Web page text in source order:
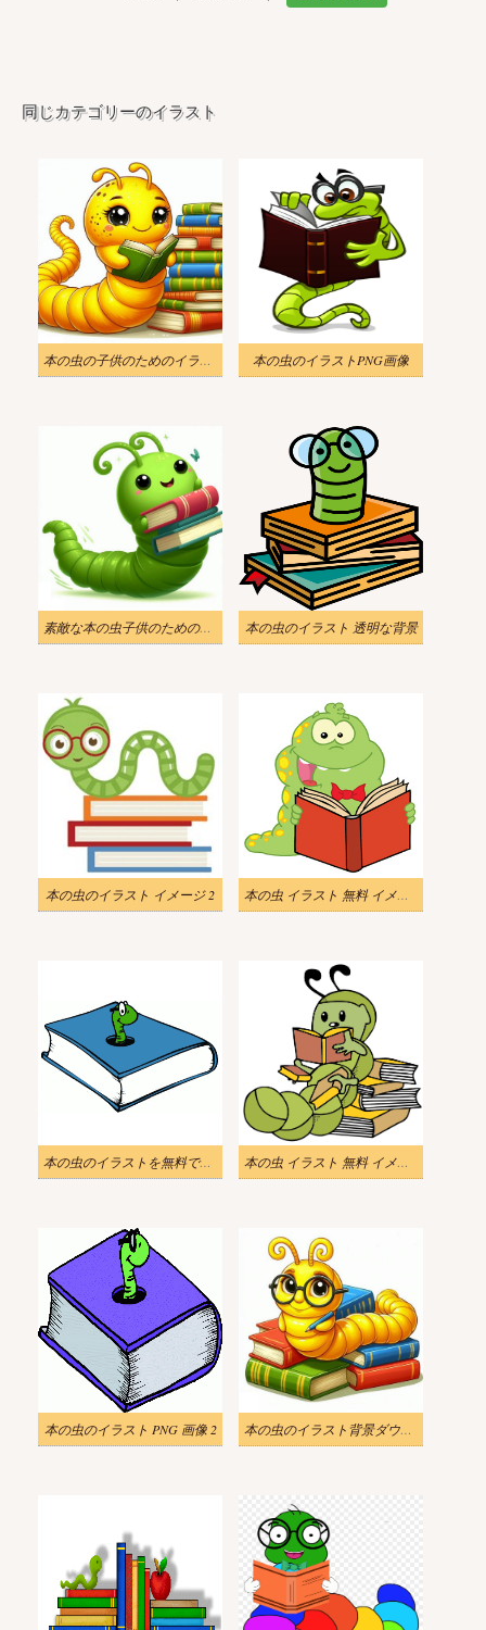
同じカテゴリーのイラスト
本の虫の子供のためのイラスト 本の虫のイラストPNG画像
素敵な本の虫子供のためのイラスト 本の虫のイラスト 透明な背景
本の虫のイラスト イメージ 2 本の虫 イラスト 無料 イメージ
本の虫のイラストを無料でダウンロード 本の虫 イラスト 無料 イメージ 2
本の虫のイラスト PNG 画像 2 本の虫のイラスト背景ダウンロード